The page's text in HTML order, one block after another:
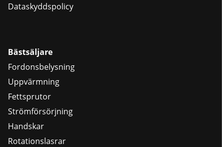
Dataskyddspolicy
Bästsäljare
Fordonsbelysning
Uppvärmning
Fettsprutor
Strömförsörjning
Handskar
Rotationslasrar